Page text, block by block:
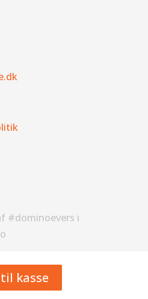
#dominoevers i
kasse